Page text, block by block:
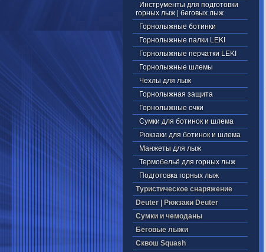
Инструменты для подготовки
горных лыж | беговых лыж
Горнолыжные ботинки
Горнолыжные палки LEKI
Горнолыжные перчатки LEKI
Горнолыжные шлемы
Чехлы для лыж
Горнолыжная защита
Горнолыжные очки
Сумки для ботинок и шлема
Рюкзаки для ботинок и шлема
Манжеты для лыж
Термобельё для горных лыж
Подготовка горных лыж
Туристическое снаряжение
Deuter | Рюкзаки Deuter
Cумки и чемоданы
Беговые лыжи
Cквош Squash